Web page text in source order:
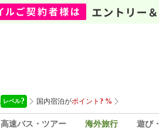
高速バス・ツアー 海外旅行 遊び